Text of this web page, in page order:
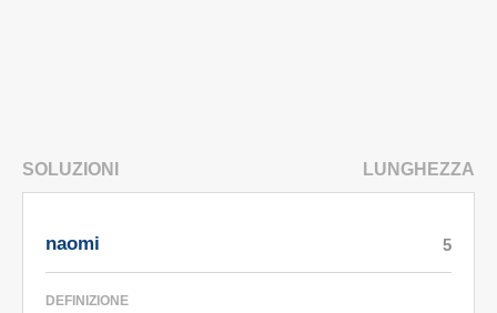
SOLUZIONI LUNGHEZZA
naomi
DEFINIZIONE
5